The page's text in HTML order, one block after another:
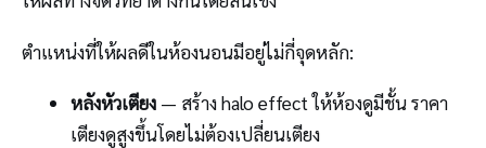
ตำแหน่งที่ให้ผลดีในห้องนอนมีอยู่ไม่กี่จุดหลัก:
หลังหัวเตียง— สร้าง halo effect ให้ห้องดูมีชั้น ราคา
เตียงดูสูงขึ้นโดยไม่ต้องเปลี่ยนเตียง